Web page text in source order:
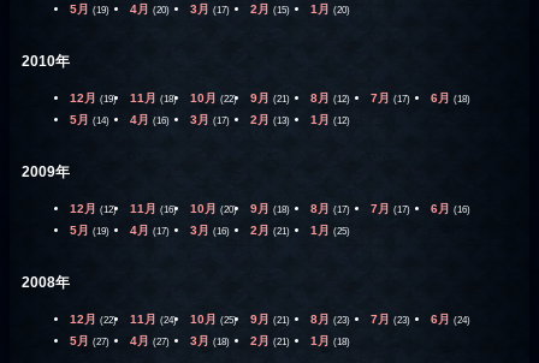
5月 (19) 4月 (20) 3月 (17) 2月 (15) 1月 (20)
2010年
12月 (19) 11月 (18) 10月 (22) 9月 (21) 8月 (12) 7月 (17) 6月 (18)
5月 (14) 4月 (16) 3月 (17) 2月 (13) 1月 (12)
2009年
12月 (12) 11月 (16) 10月 (20) 9月 (18) 8月 (17) 7月 (17) 6月 (16)
5月 (19) 4月 (17) 3月 (16) 2月 (21) 1月 (25)
2008年
12月 (22) 11月 (24) 10月 (25) 9月 (21) 8月 (23) 7月 (23) 6月 (24)
5月 (27) 4月 (27) 3月 (18) 2月 (21) 1月 (18)